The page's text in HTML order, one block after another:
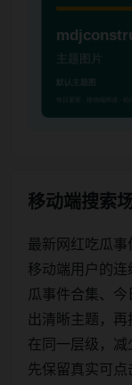
移动端搜索
最新网红吃瓜
移动端用户的
瓜事件合集、
出清晰主题，
在同一层级，
先保留真实可